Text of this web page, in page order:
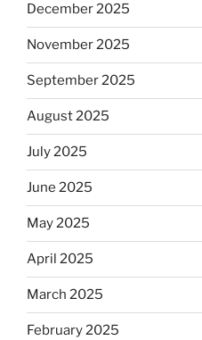
December 2025
November 2025
September 2025
August 2025
July 2025
June 2025
May 2025
April 2025
March 2025
February 2025